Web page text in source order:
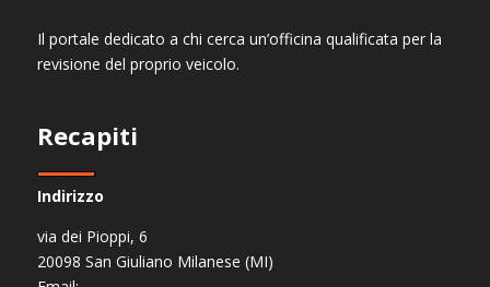
Il portale dedicato a chi cerca un’officina qualificata per la
revisione del proprio veicolo.
Recapiti
Indirizzo
via dei Pioppi, 6
20098 San Giuliano Milanese (MI)